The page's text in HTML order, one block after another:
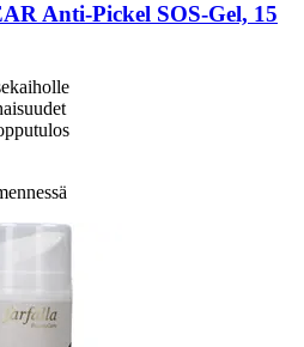
Anti-​Pickel SOS-​Gel, 15